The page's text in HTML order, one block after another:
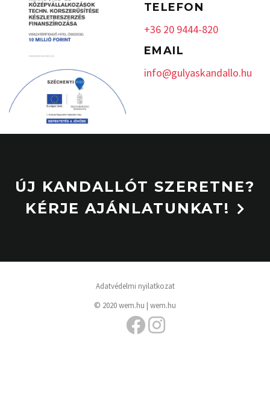
TELEFON
+36 20 9444-820
EMAIL
info@gulyaskandallo.hu
ÚJ KANDALLÓT SZERETNE?
KÉRJE AJÁNLATUNKAT!
Adatvédelmi nyilatkozat
© 2020 wem.hu | wem.hu